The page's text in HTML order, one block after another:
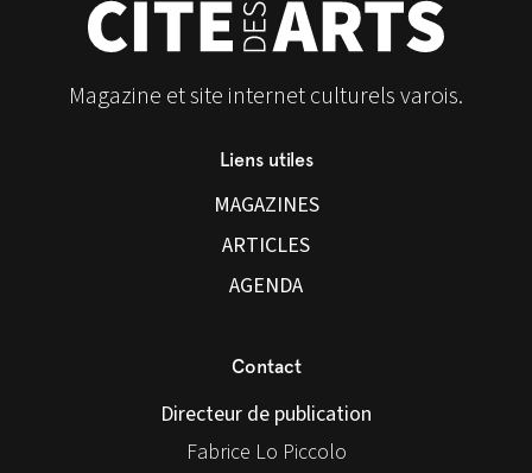
Magazine et site internet culturels varois.
Liens utiles
MAGAZINES
ARTICLES
AGENDA
Contact
Directeur de publication
Fabrice Lo Piccolo